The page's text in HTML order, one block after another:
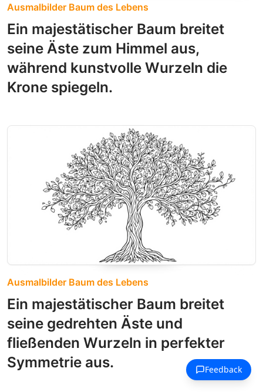
Ausmalbilder Baum des Lebens
Ein majestätischer Baum breitet
seine Äste zum Himmel aus,
während kunstvolle Wurzeln die
Krone spiegeln.
Ausmalbilder Baum des Lebens
Ein majestätischer Baum breitet
seine gedrehten Äste und
fließenden Wurzeln in perfekter
Symmetrie aus.